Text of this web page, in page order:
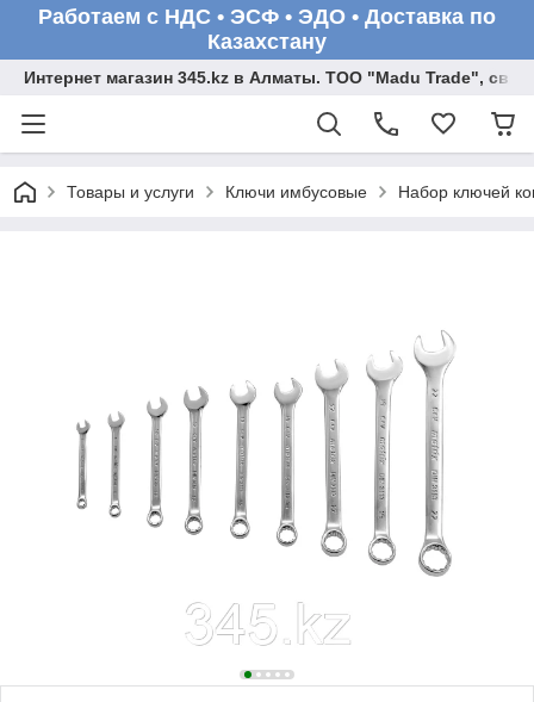
Работаем с НДС • ЭСФ • ЭДО • Доставка по
Казахстану
Интернет магазин 345.kz в Алматы. ТОО "Madu Trade",
Товары и услуги Ключи имбусовые Набор ключей